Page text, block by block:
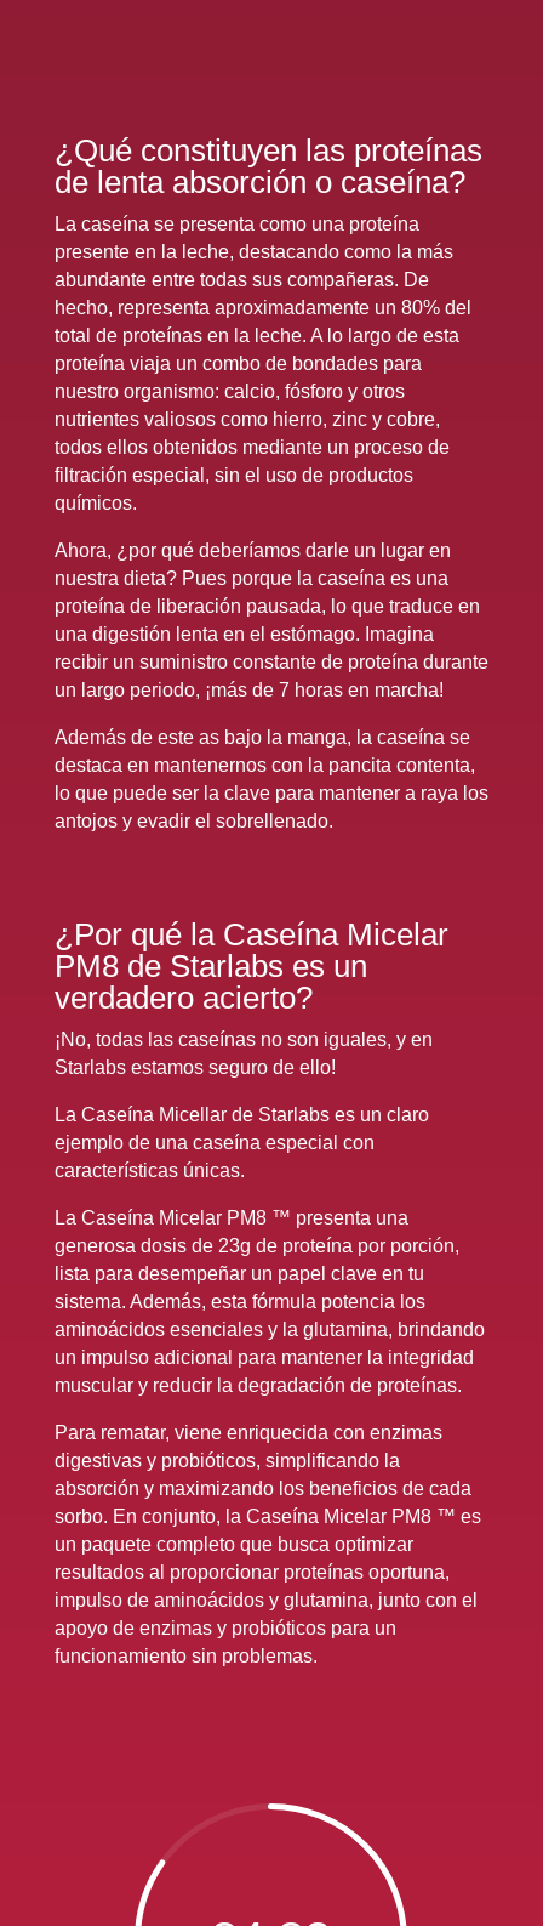
¿Qué constituyen las proteínas
de lenta absorción o caseína?
La caseína se presenta como una proteína
presente en la leche, destacando como la más
abundante entre todas sus compañeras. De
hecho, representa aproximadamente un 80% del
total de proteínas en la leche. A lo largo de esta
proteína viaja un combo de bondades para
nuestro organismo: calcio, fósforo y otros
nutrientes valiosos como hierro, zinc y cobre,
todos ellos obtenidos mediante un proceso de
filtración especial, sin el uso de productos
químicos.
Ahora, ¿por qué deberíamos darle un lugar en
nuestra dieta? Pues porque la caseína es una
proteína de liberación pausada, lo que traduce en
una digestión lenta en el estómago. Imagina
recibir un suministro constante de proteína durante
un largo periodo, ¡más de 7 horas en marcha!
Además de este as bajo la manga, la caseína se
destaca en mantenernos con la pancita contenta,
lo que puede ser la clave para mantener a raya los
antojos y evadir el sobrellenado.
¿Por qué la Caseína Micelar
PM8 de Starlabs es un
verdadero acierto?
¡No, todas las caseínas no son iguales, y en
Starlabs estamos seguro de ello!
La Caseína Micellar de Starlabs es un claro
ejemplo de una caseína especial con
características únicas.
La Caseína Micelar PM8 ™ presenta una
generosa dosis de 23g de proteína por porción,
lista para desempeñar un papel clave en tu
sistema. Además, esta fórmula potencia los
aminoácidos esenciales y la glutamina, brindando
un impulso adicional para mantener la integridad
muscular y reducir la degradación de proteínas.
Para rematar, viene enriquecida con enzimas
digestivas y probióticos, simplificando la
absorción y maximizando los beneficios de cada
sorbo. En conjunto, la Caseína Micelar PM8 ™ es
un paquete completo que busca optimizar
resultados al proporcionar proteínas oportuna,
impulso de aminoácidos y glutamina, junto con el
apoyo de enzimas y probióticos para un
funcionamiento sin problemas.